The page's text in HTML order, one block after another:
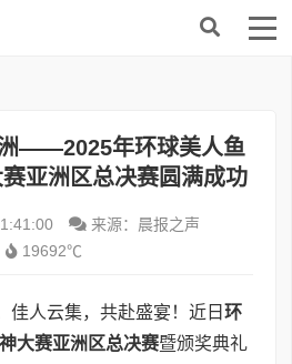
——2025年环球美人鱼
亚洲区总决赛圆满成功
来源：晨报之声
19692℃
佳人云集，共赴盛宴！近日 环
大赛亚洲区总决赛暨颁奖典礼